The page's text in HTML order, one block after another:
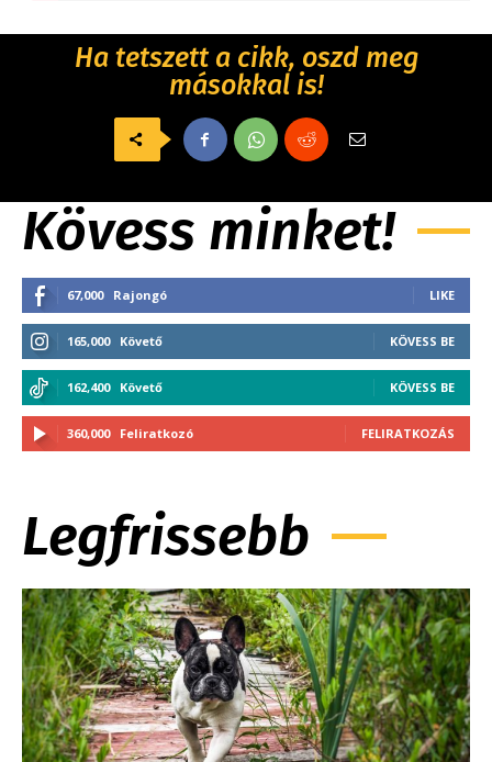
Ha tetszett a cikk, oszd meg
másokkal is!
Kövess minket!
67,000 Rajongó LIKE
165,000 Követő KÖVESS BE
162,400 Követő KÖVESS BE
360,000 Feliratkozó FELIRATKOZÁS
Legfrissebb